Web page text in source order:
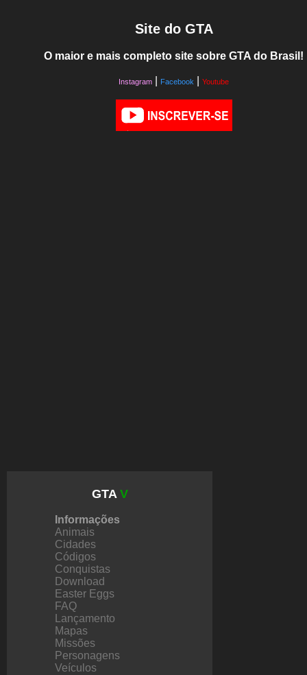
Site do GTA
O maior e mais completo site sobre GTA do Brasil!
Instagram Facebook Youtube
GTA V
Informações
Animais
Cidades
Códigos
Conquistas
Download
Easter Eggs
FAQ
Lançamento
Mapas
Missões
Personagens
Veículos